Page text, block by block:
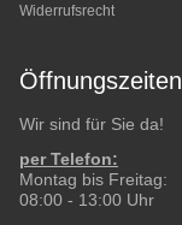
Widerrufsrecht
Öffnungszeiten
Wir sind für Sie da!
per Telefon:
Montag bis Freitag:
08:00 - 13:00 Uhr